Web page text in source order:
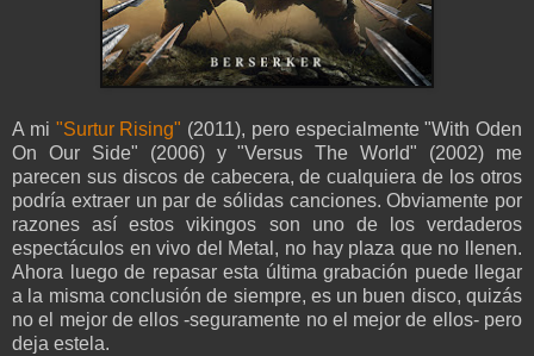
A mi "Surtur Rising" (2011), pero especialmente "With Oden
On Our Side" (2006) y "Versus The World" (2002) me
parecen sus discos de cabecera, de cualquiera de los otros
podría extraer un par de sólidas canciones. Obviamente por
razones así estos vikingos son uno de los verdaderos
espectáculos en vivo del Metal, no hay plaza que no llenen.
Ahora luego de repasar esta última grabación puede llegar
a la misma conclusión de siempre, es un buen disco, quizás
no el mejor de ellos -seguramente no el mejor de ellos- pero
deja estela.